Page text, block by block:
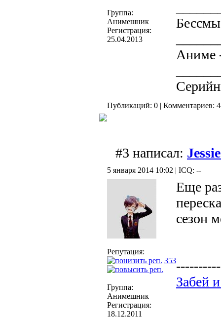
Группа:
Анимешник
Регистрация:
25.04.2013
Аниме
Публикаций: 0 | Комментариев:
#3 написал:
5 января 2014 10:02 | ICQ: --
Репутация:
353
Группа:
Анимешник
Регистрация:
18.12.2011
Еще
сезон
Забей